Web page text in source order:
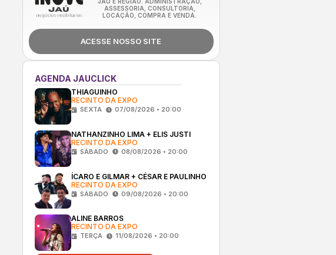
ASSESSORIA, CONSULTORIA,
LOCAÇÃO, COMPRA E VENDA.
ACESSE NOSSO SITE
AGENDA JAUCLICK
THIAGUINHO
RECINTO DA EXPO
SEXTA 07/08/2026 • 20:00
NATHANZINHO LIMA + ELIS JUSTI
RECINTO DA EXPO
SÁBADO 08/08/2026 • 20:00
ÍCARO E GILMAR + CÉSAR E PAULINHO
RECINTO DA EXPO
SÁBADO 09/08/2026 • 20:00
ALINE BARROS
RECINTO DA EXPO
TERÇA 11/08/2026 • 20:00